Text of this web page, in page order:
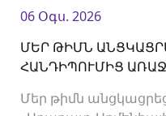
06 Օգս. 2026
ՄԵՐ ԹԻՄՆ
ՀԱՆԴԻՊՈՒՄԻՑ ԱՌԱՋ
Մեր թիմն